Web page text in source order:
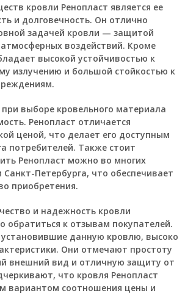
кровли Ренопласт является ее
и долговечность. Он отлично
задачей кровли — защитой
воздействий. Кроме
высокой устойчивостью к
излучению и большой стойкостью к
выборе кровельного материала
Ренопласт отличается
ценой, что делает его доступным
потребителей. Также стоит
Ренопласт можно во многих
Санкт-Петербурга, что обеспечивает
приобретения.
и надежность кровли
обратиться к отзывам покупателей.
данную кровлю, высоко
Они отмечают простоту
внешний вид и отличную защиту от
что кровля Ренопласт
вариантом соотношения цены и